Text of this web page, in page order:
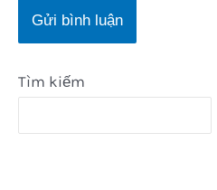
Tìm kiếm